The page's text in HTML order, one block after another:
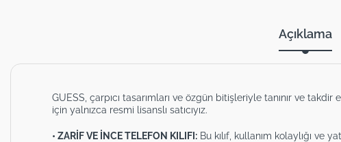
Açıklama
GUESS, çarpıcı tasarımları ve özgün bitişleriyle tanınır ve
için yalnızca resmi lisanslı satıcıyız.
• ZARİF VE İNCE TELEFON KILIFI: Bu kılıf, kullanım kolaylığı ve